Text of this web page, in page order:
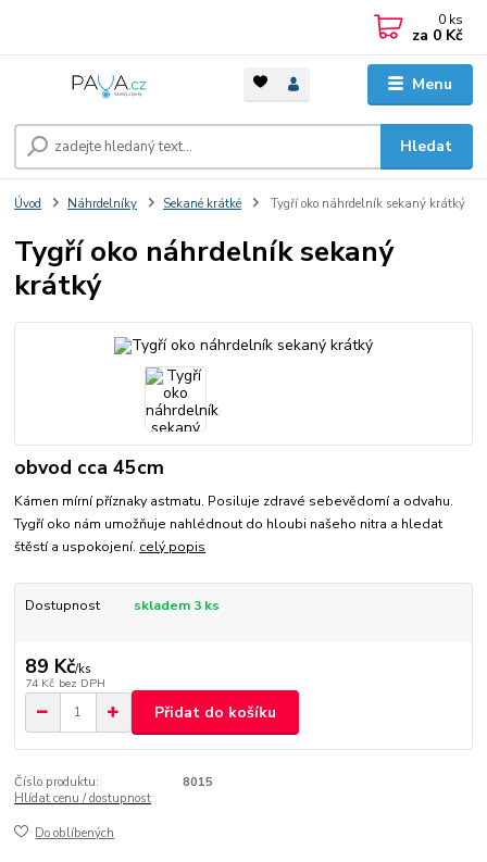
Menu
Hledat
0 ks
za 0 Kč
Úvod Náhrdelníky Sekané krátké Tygří oko náhrdelník sekaný krátký
Tygří oko náhrdelník sekaný
krátký
obvod cca 45cm
Kámen mírní příznaky astmatu. Posiluje zdravé sebevědomí a odvahu.
Tygří oko nám umožňuje nahlédnout do hloubi našeho nitra a hledat
štěstí a uspokojení. celý popis
Dostupnost skladem 3 ks
89 Kč/ks
74 Kč bez DPH
Přidat do košíku
Číslo produktu:
8015
Hlídat cenu / dostupnost
Do oblíbených